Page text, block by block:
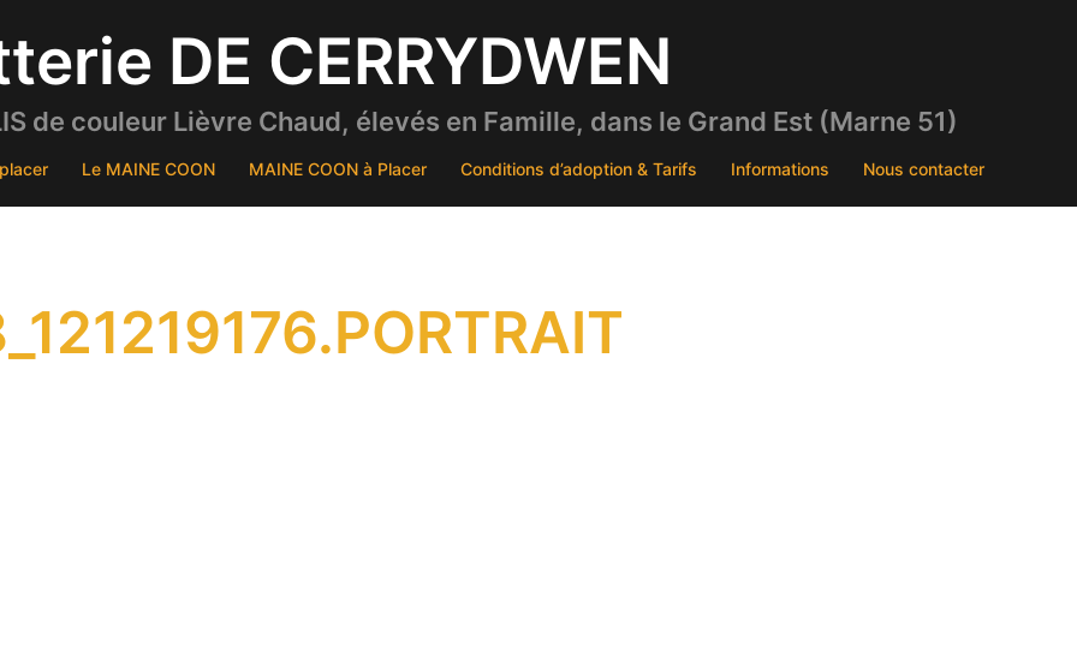
DE CERRYDWEN
de couleur Lièvre Chaud, élevés en Famille, dans le Grand Est (Marne 51)
Le MAINE COON MAINE COON à Placer Conditions d’adoption & Tarifs Informations Nous contacter